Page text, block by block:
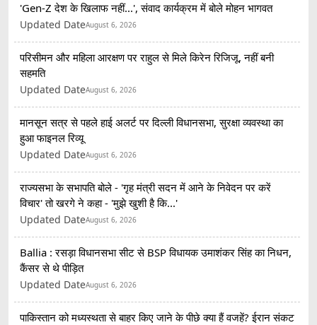
'Gen-Z देश के खिलाफ नहीं...', संवाद कार्यक्रम में बोले मोहन भागवत
Updated DateAugust 6, 2026
परिसीमन और महिला आरक्षण पर राहुल से मिले किरेन रिजिजू, नहीं बनी
सहमति
Updated DateAugust 6, 2026
मानसून सत्र से पहले हाई अलर्ट पर दिल्ली विधानसभा, सुरक्षा व्यवस्था का
हुआ फाइनल रिव्यू
Updated DateAugust 6, 2026
राज्यसभा के सभापति बोले - 'गृह मंत्री सदन में आने के निवेदन पर करें
विचार' तो खरगे ने कहा - 'मुझे खुशी है कि...'
Updated DateAugust 6, 2026
Ballia : रसड़ा विधानसभा सीट से BSP विधायक उमाशंकर सिंह का निधन,
कैंसर से थे पीड़ित
Updated DateAugust 6, 2026
पाकिस्तान को मध्यस्थता से बाहर किए जाने के पीछे क्या हैं वजहें? ईरान संकट